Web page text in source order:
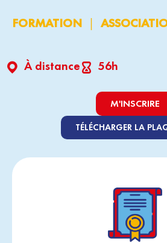
FORMATION |
À distance 56h
M'INSCRIRE
TÉLÉCHARGER LA